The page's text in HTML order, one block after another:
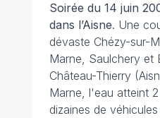
Soirée du 14 juin
dans l’Aisne. Une
dévaste Chézy-sur-
Marne, Saulchery et
Château-Thierry
Marne, l'eau atteint
dizaines de